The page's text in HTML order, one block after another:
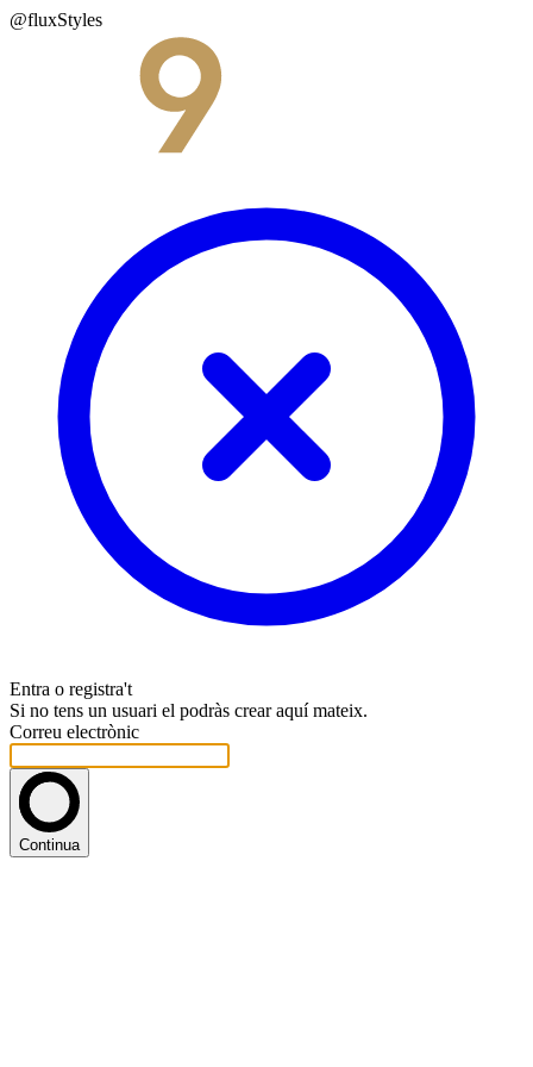
@fluxStyles
Entra o registra't
Si no tens un usuari el podràs crear aquí mateix.
Correu electrònic
Continua